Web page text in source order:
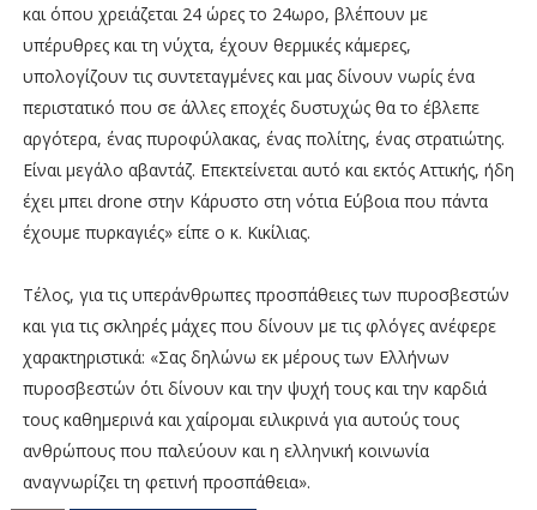
και όπου χρειάζεται 24 ώρες το 24ωρο, βλέπουν με
υπέρυθρες και τη νύχτα, έχουν θερμικές κάμερες,
υπολογίζουν τις συντεταγμένες και μας δίνουν νωρίς ένα
περιστατικό που σε άλλες εποχές δυστυχώς θα το έβλεπε
αργότερα, ένας πυροφύλακας, ένας πολίτης, ένας στρατιώτης.
Είναι μεγάλο αβαντάζ. Επεκτείνεται αυτό και εκτός Αττικής, ήδη
έχει μπει drone στην Κάρυστο στη νότια Εύβοια που πάντα
έχουμε πυρκαγιές» είπε ο κ. Κικίλιας.
Τέλος, για τις υπεράνθρωπες προσπάθειες των πυροσβεστών
και για τις σκληρές μάχες που δίνουν με τις φλόγες ανέφερε
χαρακτηριστικά: «Σας δηλώνω εκ μέρους των Ελλήνων
πυροσβεστών ότι δίνουν και την ψυχή τους και την καρδιά
τους καθημερινά και χαίρομαι ειλικρινά για αυτούς τους
ανθρώπους που παλεύουν και η ελληνική κοινωνία
αναγνωρίζει τη φετινή προσπάθεια».